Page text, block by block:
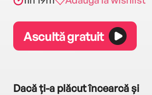
Ascultă gratuit
Dacă ți-a plăcut încearcă și